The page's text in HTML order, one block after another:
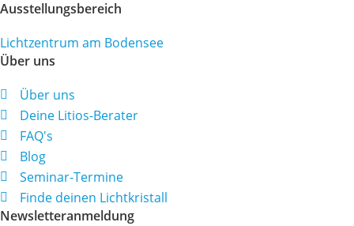
Ausstellungsbereich
Lichtzentrum am Bodensee
Über uns
Über uns
Deine Litios-Berater
FAQ's
Blog
Seminar-Termine
Finde deinen Lichtkristall
Newsletteranmeldung